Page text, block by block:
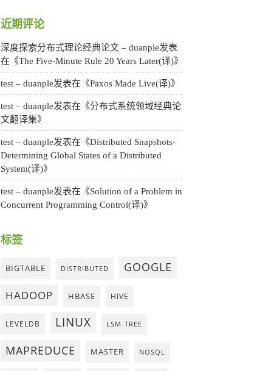
近期评论
深度探索分布式理论经典论文 – duanple发表
在《The Five-Minute Rule 20 Years Later(译)》
test – duanple发表在《Paxos Made Live(译)》
test – duanple发表在《分布式系统领域经典论
文翻译集》
test – duanple发表在《Distributed Snapshots-
Determining Global States of a Distributed
System(译)》
test – duanple发表在《Solution of a Problem in
Concurrent Programming Control(译)》
标签
BIGTABLE DISTRIBUTED GOOGLE
HADOOP HBASE HIVE
LEVELDB LINUX LSM-TREE
MAPREDUCE MASTER NOSQL